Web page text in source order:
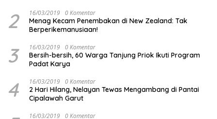
2 16/03/2019 0 Komentar
Menag Kecam Penembakan di New Zealand: Tak
Berperikemanusiaan!
3 16/03/2019 0 Komentar
Bersih-bersih, 60 Warga Tanjung Priok Ikuti Program
Padat Karya
4 16/03/2019 0 Komentar
2 Hari Hilang, Nelayan Tewas Mengambang di Pantai
Cipalawah Garut
16/03/2019 0 Komentar